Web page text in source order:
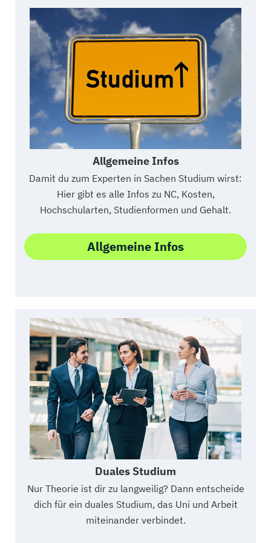
Allgemeine Infos
Damit du zum Experten in Sachen Studium wirst:
Hier gibt es alle Infos zu NC, Kosten,
Hochschularten, Studienformen und Gehalt.
Allgemeine Infos
Duales Studium
Nur Theorie ist dir zu langweilig? Dann entscheide
dich für ein duales Studium, das Uni und Arbeit
miteinander verbindet.